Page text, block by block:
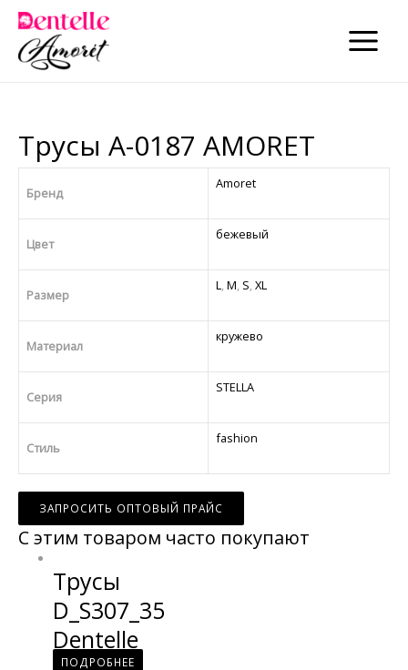
MAIN
Трусы A-0187 AMORET
Бренд
Amoret
Цвет
бежевый
Размер
L,M, S,XL
Материал
кружево
Серия
STELLA
Стиль
fashion
ЗАПРОСИТЬ ОПТОВЫЙ ПРАЙС
С этим товаром часто покупают
Трусы
D_S307_35
Dentelle
ПОДРОБНЕЕ